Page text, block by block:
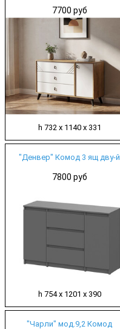
7700 руб
h 732 х 1140 х 331
"Денвер" Комод 3 ящ дву-й
7800 руб
h 754 х 1201 х 390
"Чарли" мод.9,2 Комод